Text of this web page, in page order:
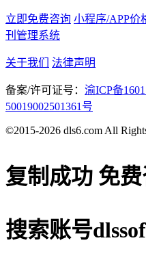
立即免费咨询 小程序/APP价
刊管理系统
关于我们 法律声明
备案/许可证号： 渝ICP备
50019002501361号
©2015-2026 dls6.com All
复制成功 免
搜索账号